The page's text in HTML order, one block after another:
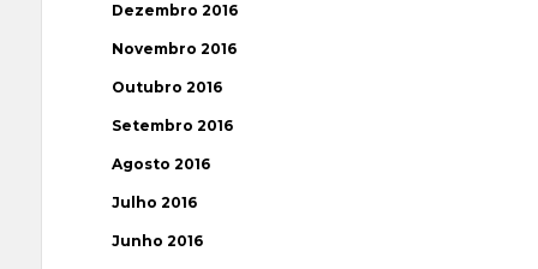
Dezembro 2016
Novembro 2016
Outubro 2016
Setembro 2016
Agosto 2016
Julho 2016
Junho 2016